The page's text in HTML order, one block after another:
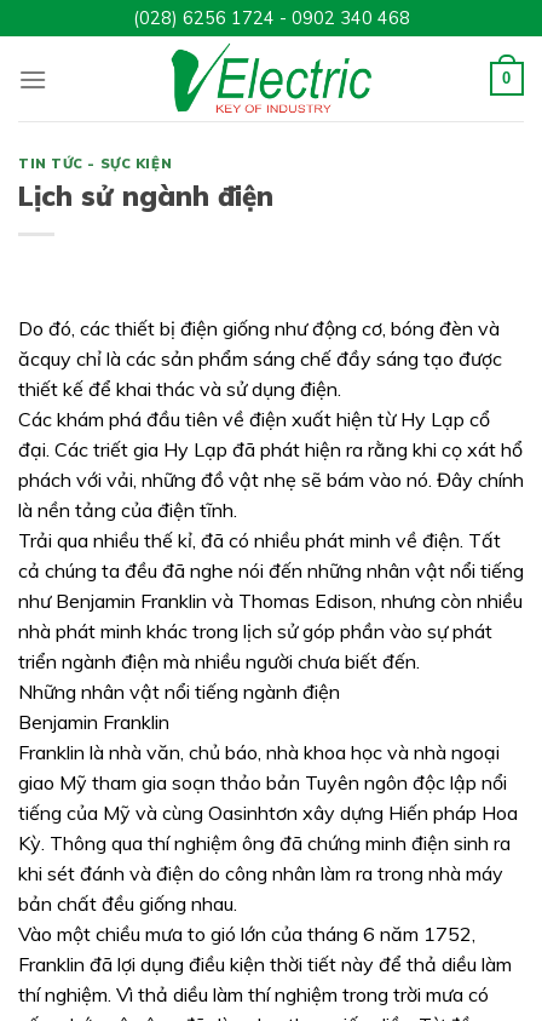
content
(028) 6256 1724 - 0902 340 468
0
TIN TỨC - SỰC KIỆN
Lịch sử ngành điện
Do đó, các thiết bị điện giống như động cơ, bóng đèn và
ăcquy chỉ là các sản phẩm sáng chế đầy sáng tạo được
thiết kế để khai thác và sử dụng điện.
Các khám phá đầu tiên về điện xuất hiện từ Hy Lạp cổ
đại. Các triết gia Hy Lạp đã phát hiện ra rằng khi cọ xát hổ
phách với vải, những đồ vật nhẹ sẽ bám vào nó. Đây chính
là nền tảng của điện tĩnh.
Trải qua nhiều thế kỉ, đã có nhiều phát minh về điện. Tất
cả chúng ta đều đã nghe nói đến những nhân vật nổi tiếng
như Benjamin Franklin và Thomas Edison, nhưng còn nhiều
nhà phát minh khác trong lịch sử góp phần vào sự phát
triển ngành điện mà nhiều người chưa biết đến.
Những nhân vật nổi tiếng ngành điện
Benjamin Franklin
Franklin là nhà văn, chủ báo, nhà khoa học và nhà ngoại
giao Mỹ tham gia soạn thảo bản Tuyên ngôn độc lập nổi
tiếng của Mỹ và cùng Oasinhtơn xây dựng Hiến pháp Hoa
Kỳ. Thông qua thí nghiệm ông đã chứng minh điện sinh ra
khi sét đánh và điện do công nhân làm ra trong nhà máy
bản chất đều giống nhau.
Vào một chiều mưa to gió lớn của tháng 6 năm 1752,
Franklin đã lợi dụng điều kiện thời tiết này để thả diều làm
thí nghiệm. Vì thả diều làm thí nghiệm trong trời mưa có